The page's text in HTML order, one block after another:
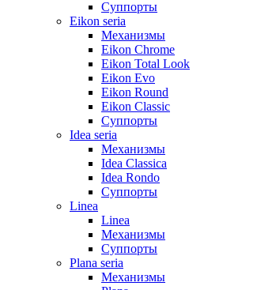
Суппорты
Eikon seria
Механизмы
Eikon Chrome
Eikon Total Look
Eikon Evo
Eikon Round
Eikon Classic
Суппорты
Idea seria
Механизмы
Idea Classica
Idea Rondo
Суппорты
Linea
Linea
Механизмы
Суппорты
Plana seria
Механизмы